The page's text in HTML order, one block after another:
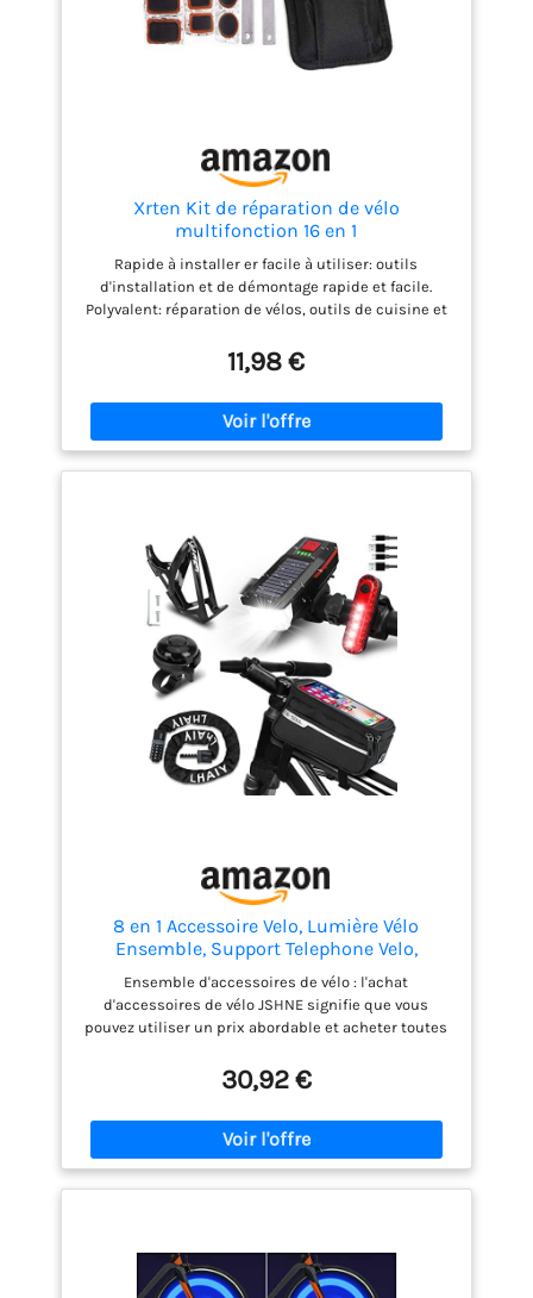
Xrten Kit de réparation de vélo
multifonction 16 en 1
Rapide à installer er facile à utiliser: outils
d'installation et de démontage rapide et facile.
Polyvalent: réparation de vélos, outils de cuisine et
fait d'acier inoxydable de haute qualité, et
accessoires parfaits fonctionnels durables, plus
solide et plus efficace. Pratiques et élevées pour
vélo réparation générale. Kit de clés Allen 16 en 1.
Sans colle.Avec 2 démonte-pneus, kit de réparation,
rustines et sac de rangement. Haute qualité:
parfait de réparation de vélo. Multifonction :Outils
inclus :clés Allen :2 mm / 2,5 mm /3 mm/ 4 mm / 5
mm / 6 mm, clés de serrage :8 mm / 9 mm / 10 mm,
tournevis : plat et cruciforme, clés six pans :8 mm /
10 mm / 15 mm, clé à rayons, clé à douille, tige de
rallonge.
11,98 €
8 en 1 Accessoire Velo, Lumière Vélo
Ensemble, Support Telephone Velo,
Sonnette de Vélo, Porte Gourde Velo,
Antivol Velo, Retroviseur Velo, pour VTT,
VTC (Noir-3)
Ensemble d'accessoires de vélo : l'achat
d'accessoires de vélo JSHNE signifie que vous
pouvez utiliser un prix abordable et acheter toutes
seule fois, ce qui vous permet d'économiser du
temps et des efforts. Le produit est livré avec une
garantie de 1 an, si vous avez des questions, nous
aurons une équipe après-vente professionnelle
pour vous répondre dans les 24 heures. Ensemble
d'éclairage LED pour vélo : ensemble de feux avant
d'éclairage pour un bon éclairage sur le vélo.
Appuyez sur le bouton arrière pour créer un son fort
30,92 €